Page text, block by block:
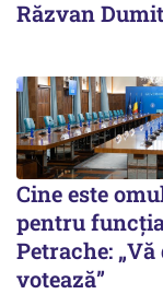
Răzvan
Cine este
pentru
Petrache:
votează”